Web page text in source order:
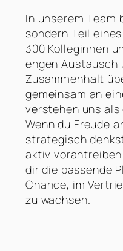
In unserem Team
sondern Teil
300 Kolleginnen
engen Austausch
Zusammenhalt
gemeinsam an
verstehen uns
Wenn du Freude
strategisch
aktiv
dir die passende
Chance, im
zu wachsen.